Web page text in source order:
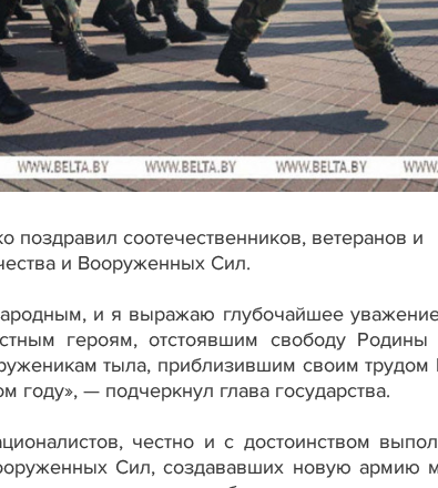
соотечественников, ветеранов и
и Вооруженных Сил.
и я выражаю глубочайшее
героям, отстоявшим свободу
тыла, приблизившим своим трудом
году», — подчеркнул глава государства.
честно и с достоинством
Сил, создававших новую армию